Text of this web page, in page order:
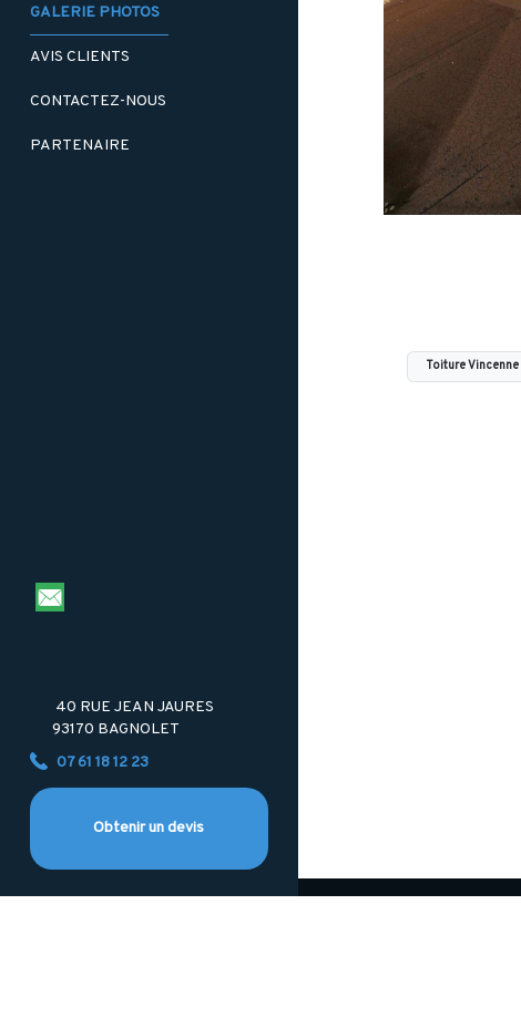
Obtenir un devis
40 RUE JEAN JAURES
93170 BAGNOLET
07 61 18 12 23
GALERIE PHOTOS
AVIS CLIENTS
CONTACTEZ-NOUS
PARTENAIRE
Toiture Vincenne